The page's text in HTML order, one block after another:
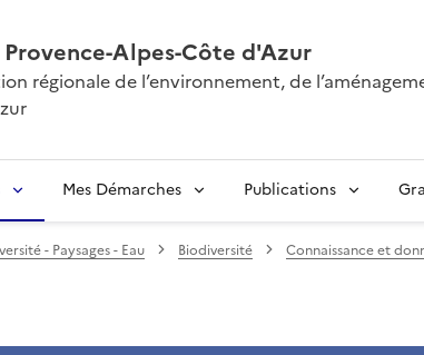
Provence-Alpes-Côte d'Azur
régionale de l’environnement, de
Mes Démarches Publications
- Paysages - Eau Biodiversité Connaissance et